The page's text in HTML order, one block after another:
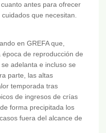
antes para ofrecer
que necesitan.
en GREFA que,
de reproducción de
adelanta e incluso se
parte, las altas
temporada tras
de ingresos de crías
forma precipitada los
fuera del alcance de